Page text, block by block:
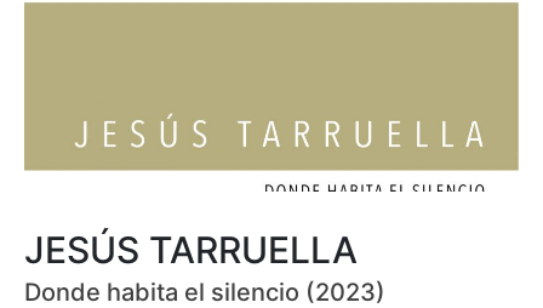
JESÚS TARRUELLA
Donde habita el silencio (2023)